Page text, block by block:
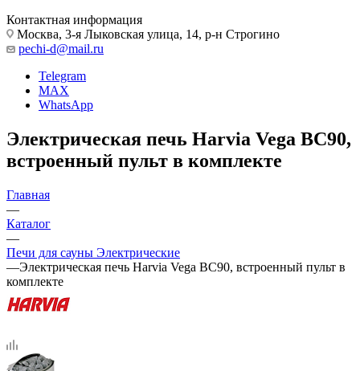
Контактная информация
Москва, 3-я Лыковская улица, 14, р-н Строгино
pechi-d@mail.ru
Telegram
MAX
WhatsApp
Электрическая печь Harvia Vega BC90,
встроенный пульт в комплекте
Главная
—
Каталог
—
Печи для сауны Электрические
—Электрическая печь Harvia Vega BC90, встроенный пульт в
комплекте